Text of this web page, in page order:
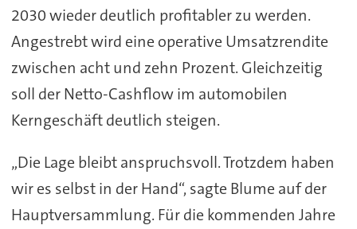
2030 wieder deutlich profitabler zu werden.
Angestrebt wird eine operative Umsatzrendite
zwischen acht und zehn Prozent. Gleichzeitig
soll der Netto-Cashflow im automobilen
Kerngeschäft deutlich steigen.
„Die Lage bleibt anspruchsvoll. Trotzdem haben
wir es selbst in der Hand“, sagte Blume auf der
Hauptversammlung. Für die kommenden Jahre